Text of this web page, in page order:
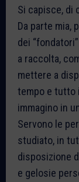
Si capisce, di
Da parte mia,
dei
a raccolta,
mettere a
tempo e tutto
immagino in
Servono le
studiato, in
disposizione
e gelosie